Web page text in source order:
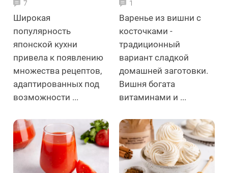
7
Широкая
популярность
японской кухни
привела к появлению
множества рецептов,
адаптированных под
возможности ...
1
Варенье из вишни с
косточками -
традиционный
вариант сладкой
домашней заготовки.
Вишня богата
витаминами и ...